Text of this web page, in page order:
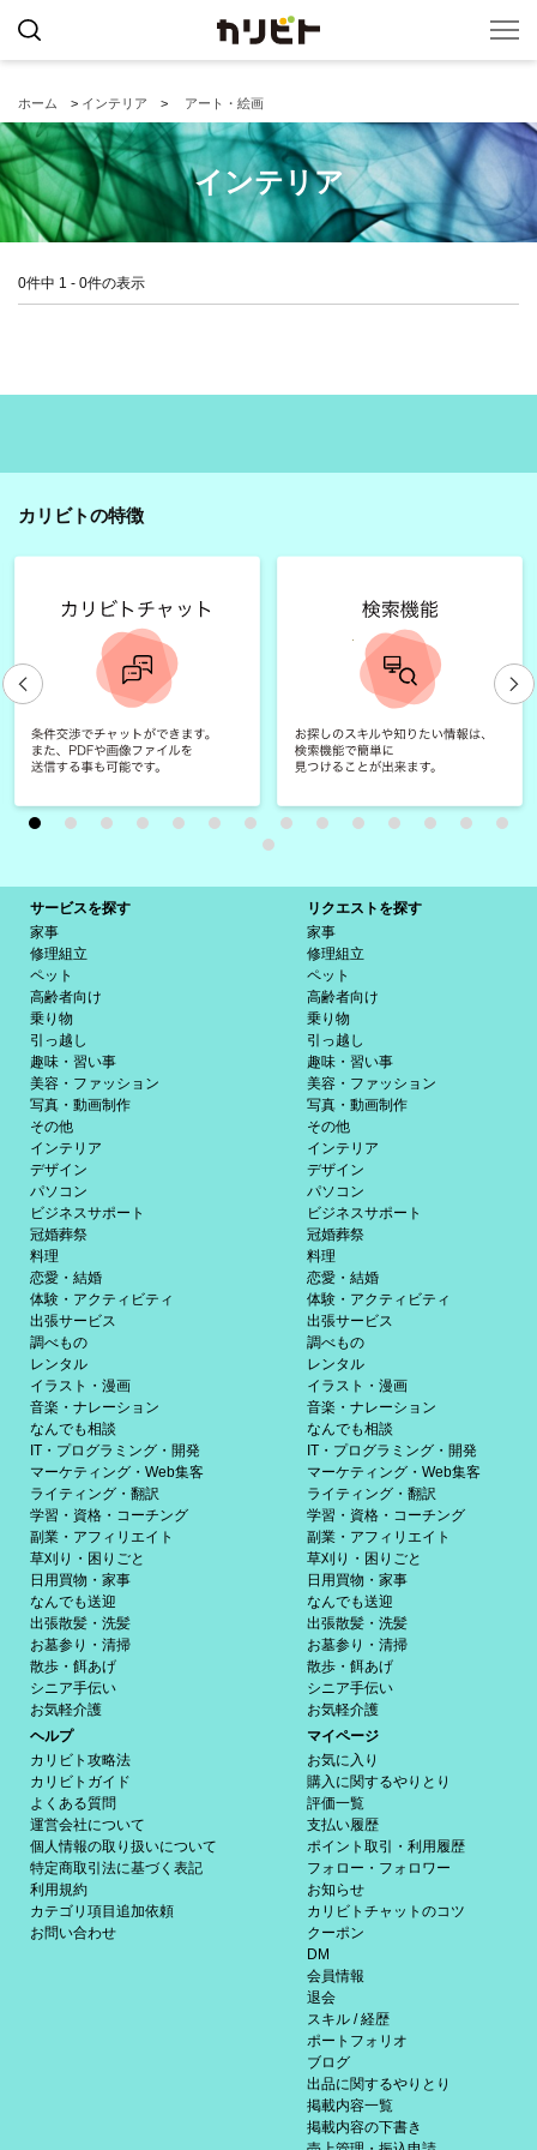
ホーム > インテリア > アート・絵画
インテリア
0件中 1 - 0件の表示
カリビトの特徴
サービスを探す
家事
修理組立
ペット
高齢者向け
乗り物
引っ越し
趣味・習い事
美容・ファッション
写真・動画制作
その他
インテリア
デザイン
パソコン
ビジネスサポート
冠婚葬祭
料理
恋愛・結婚
体験・アクティビティ
出張サービス
調べもの
レンタル
イラスト・漫画
音楽・ナレーション
なんでも相談
IT・プログラミング・開発
マーケティング・Web集客
ライティング・翻訳
学習・資格・コーチング
副業・アフィリエイト
草刈り・困りごと
日用買物・家事
なんでも送迎
出張散髪・洗髪
お墓参り・清掃
散歩・餌あげ
シニア手伝い
お気軽介護
リクエストを探す
家事
修理組立
ペット
高齢者向け
乗り物
引っ越し
趣味・習い事
美容・ファッション
写真・動画制作
その他
インテリア
デザイン
パソコン
ビジネスサポート
冠婚葬祭
料理
恋愛・結婚
体験・アクティビティ
出張サービス
調べもの
レンタル
イラスト・漫画
音楽・ナレーション
なんでも相談
IT・プログラミング・開発
マーケティング・Web集客
ライティング・翻訳
学習・資格・コーチング
副業・アフィリエイト
草刈り・困りごと
日用買物・家事
なんでも送迎
出張散髪・洗髪
お墓参り・清掃
散歩・餌あげ
シニア手伝い
お気軽介護
ヘルプ
カリビト攻略法
カリビトガイド
よくある質問
運営会社について
個人情報の取り扱いについて
特定商取引法に基づく表記
利用規約
カテゴリ項目追加依頼
お問い合わせ
マイページ
お気に入り
購入に関するやりとり
評価一覧
支払い履歴
ポイント取引・利用履歴
フォロー・フォロワー
お知らせ
カリビトチャットのコツ
クーポン
DM
会員情報
退会
スキル / 経歴
ポートフォリオ
ブログ
出品に関するやりとり
掲載内容一覧
掲載内容の下書き